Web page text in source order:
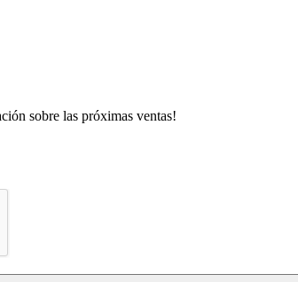
sobre las próximas ventas!